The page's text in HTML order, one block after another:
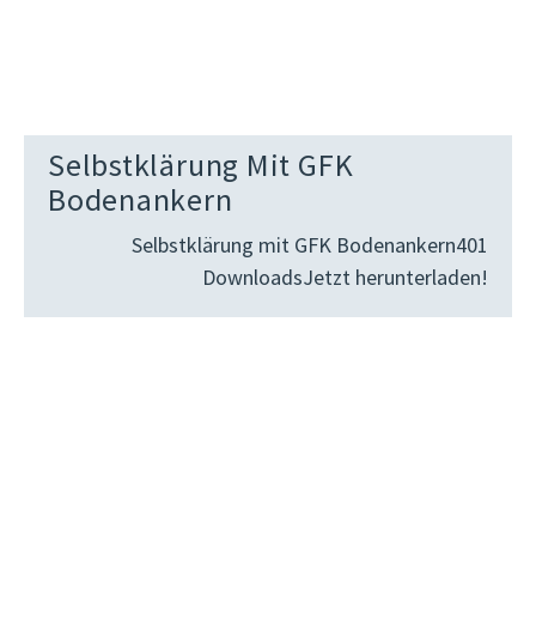
Selbstklärung Mit GFK
Bodenankern
Selbstklärung mit GFK Bodenankern401
DownloadsJetzt herunterladen!